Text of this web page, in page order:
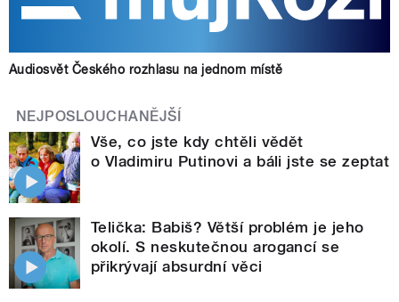
Audiosvět Českého rozhlasu na jednom místě
NEJPOSLOUCHANĚJŠÍ
Vše, co jste kdy chtěli vědět
o Vladimiru Putinovi a báli jste se zeptat
Telička: Babiš? Větší problém je jeho
okolí. S neskutečnou arogancí se
přikrývají absurdní věci